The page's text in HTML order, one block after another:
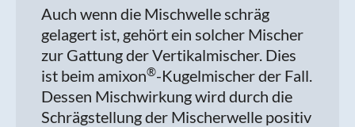
Auch wenn die Mischwelle schräg
gelagert ist, gehört ein solcher Mischer
zur Gattung der Vertikalmischer. Dies
ist beim amixon®-Kugelmischer der Fall.
Dessen Mischwirkung wird durch die
Schrägstellung der Mischerwelle positiv